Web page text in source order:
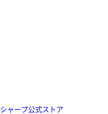
シャープ公式ストア